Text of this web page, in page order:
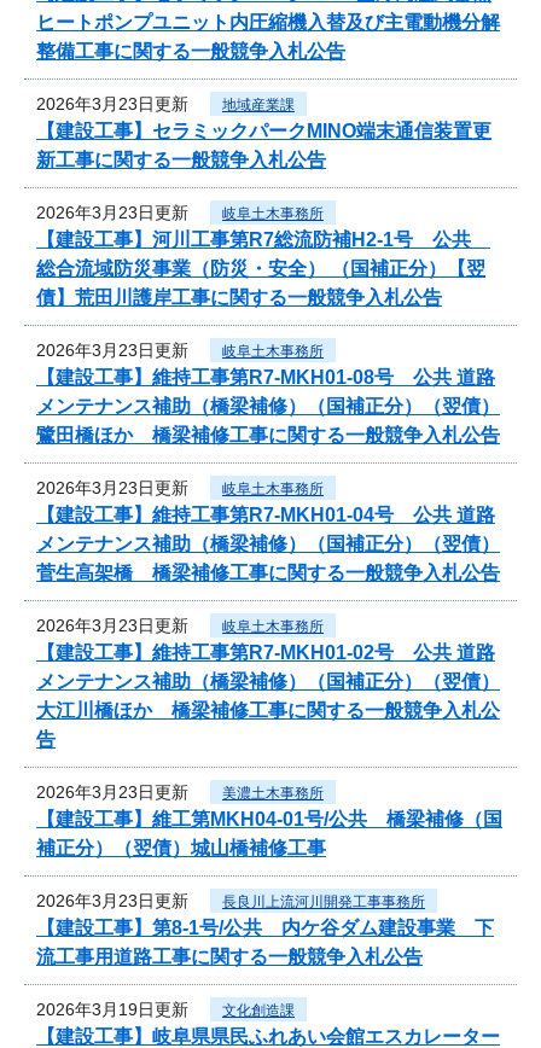
ヒートポンプユニット内圧縮機入替及び主電動機分解
整備工事に関する一般競争入札公告
2026年3月23日更新 地域産業課
【建設工事】セラミックパークMINO端末通信装置更
新工事に関する一般競争入札公告
2026年3月23日更新 岐阜土木事務所
【建設工事】河川工事第R7総流防補H2-1号 公共
総合流域防災事業（防災・安全） （国補正分）【翌
債】荒田川護岸工事に関する一般競争入札公告
2026年3月23日更新 岐阜土木事務所
【建設工事】維持工事第R7-MKH01-08号 公共 道路
メンテナンス補助（橋梁補修）（国補正分）（翌債）
鷺田橋ほか 橋梁補修工事に関する一般競争入札公告
2026年3月23日更新 岐阜土木事務所
【建設工事】維持工事第R7-MKH01-04号 公共 道路
メンテナンス補助（橋梁補修）（国補正分）（翌債）
菅生高架橋 橋梁補修工事に関する一般競争入札公告
2026年3月23日更新 岐阜土木事務所
【建設工事】維持工事第R7-MKH01-02号 公共 道路
メンテナンス補助（橋梁補修）（国補正分）（翌債）
大江川橋ほか 橋梁補修工事に関する一般競争入札公
告
2026年3月23日更新 美濃土木事務所
【建設工事】維工第MKH04-01号/公共 橋梁補修（国
補正分）（翌債）城山橋補修工事
2026年3月23日更新 長良川上流河川開発工事事務所
【建設工事】第8-1号/公共 内ケ谷ダム建設事業 下
流工事用道路工事に関する一般競争入札公告
2026年3月19日更新 文化創造課
【建設工事】岐阜県県民ふれあい会館エスカレーター